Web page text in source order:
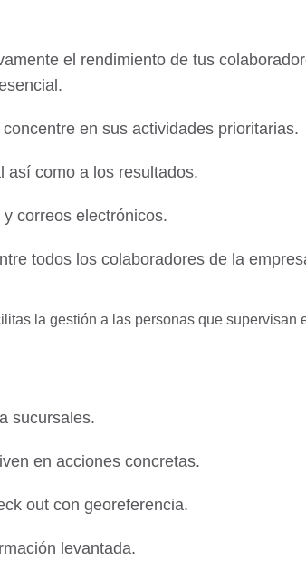
el rendimiento de tus
en sus actividades prioritarias.
así como a los resultados.
correos electrónicos.
todos los colaboradores de la
la gestión a las personas que
sucursales.
en acciones concretas.
out con georeferencia.
levantada.